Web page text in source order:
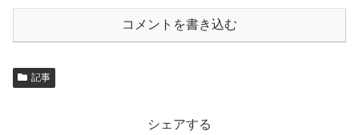
コメントを書き込む
記事
シェアする